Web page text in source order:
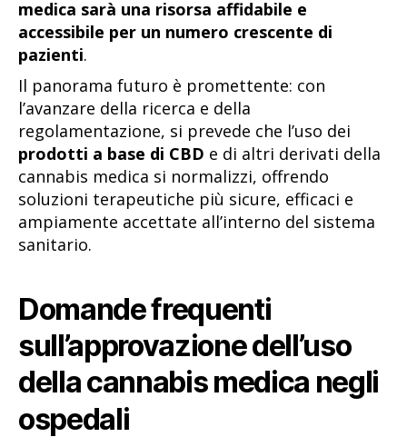
medica sarà una risorsa affidabile e
accessibile per un numero crescente di
pazienti.
Il panorama futuro è promettente: con
l’avanzare della ricerca e della
regolamentazione, si prevede che l’uso dei
prodotti a base di CBD e di altri derivati della
cannabis medica si normalizzi, offrendo
soluzioni terapeutiche più sicure, efficaci e
ampiamente accettate all’interno del sistema
sanitario.
Domande frequenti
sull’approvazione dell’uso
della cannabis medica negli
ospedali